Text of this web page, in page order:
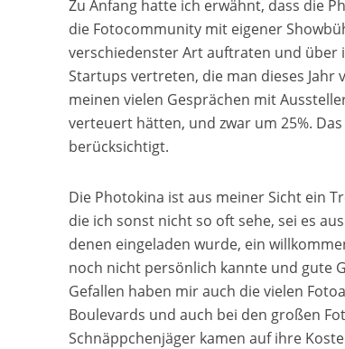
Zu Anfang hatte ich erwähnt, dass die
die Fotocommunity mit eigener
verschiedenster Art auftraten und über
Startups vertreten, die man dieses
meinen vielen Gesprächen mit
verteuert hätten, und zwar um 25%.
berücksichtigt.
Die Photokina ist aus meiner Sicht ein
die ich sonst nicht so oft sehe, sei es
denen eingeladen wurde, ein
noch nicht persönlich kannte und gute
Gefallen haben mir auch die vielen
Boulevards und auch bei den großen
Schnäppchenjäger kamen auf ihre